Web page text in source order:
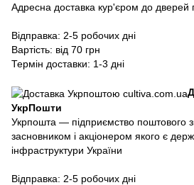
Адресна доставка кур'єром до дверей
Відправка: 2-5 робочих дні
Вартість: від 70 грн
Термін доставки: 1-3 дні
УкрПошти
Укрпошта — підприємство поштового
засновником і акціонером якого є
інфраструктури України
Відправка: 2-5 робочих дні